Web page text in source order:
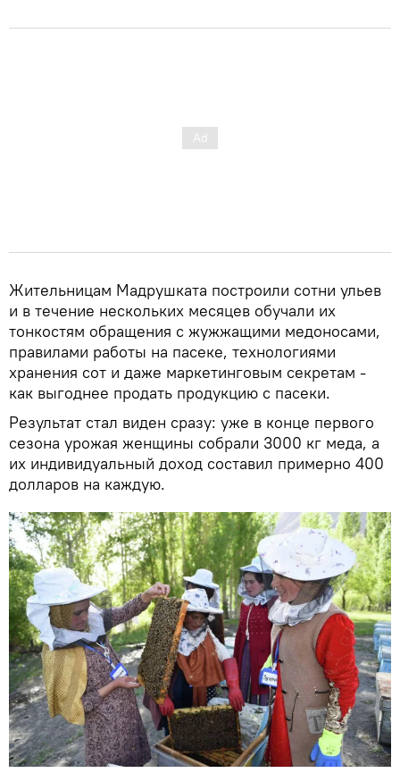
Жительницам Мадрушката построили сотни ульев
и в течение нескольких месяцев обучали их
тонкостям обращения с жужжащими медоносами,
правилами работы на пасеке, технологиями
хранения сот и даже маркетинговым секретам -
как выгоднее продать продукцию с пасеки.
Результат стал виден сразу: уже в конце первого
сезона урожая женщины собрали 3000 кг меда, а
их индивидуальный доход составил примерно 400
долларов на каждую.